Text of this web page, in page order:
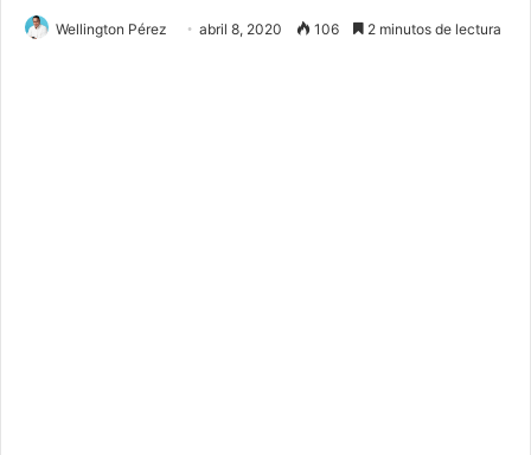
Wellington Pérez abril 8, 2020 106 2 minutos de lectura